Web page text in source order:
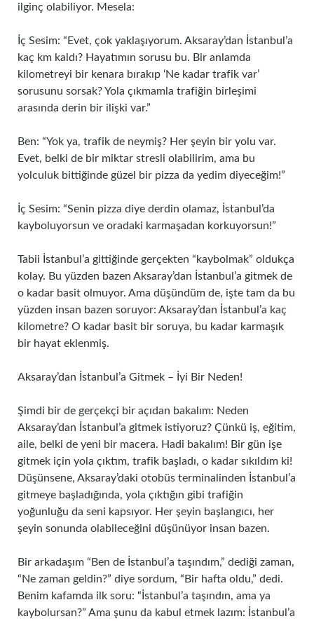
ilginç olabiliyor. Mesela:
İç Sesim: “Evet, çok yaklaşıyorum. Aksaray’dan İstanbul’a
kaç km kaldı? Hayatımın sorusu bu. Bir anlamda
kilometreyi bir kenara bırakıp ‘Ne kadar trafik var’
sorusunu sorsak? Yola çıkmamla trafiğin birleşimi
arasında derin bir ilişki var.”
Ben: “Yok ya, trafik de neymiş? Her şeyin bir yolu var.
Evet, belki de bir miktar stresli olabilirim, ama bu
yolculuk bittiğinde güzel bir pizza da yedim diyeceğim!”
İç Sesim: “Senin pizza diye derdin olamaz, İstanbul’da
kayboluyorsun ve oradaki karmaşadan korkuyorsun!”
Tabii İstanbul’a gittiğinde gerçekten “kaybolmak” oldukça
kolay. Bu yüzden bazen Aksaray’dan İstanbul’a gitmek de
o kadar basit olmuyor. Ama düşündüm de, işte tam da bu
yüzden insan bazen soruyor: Aksaray’dan İstanbul’a kaç
kilometre? O kadar basit bir soruya, bu kadar karmaşık
bir hayat eklenmiş.
Aksaray’dan İstanbul’a Gitmek – İyi Bir Neden!
Şimdi bir de gerçekçi bir açıdan bakalım: Neden
Aksaray’dan İstanbul’a gitmek istiyoruz? Çünkü iş, eğitim,
aile, belki de yeni bir macera. Hadi bakalım! Bir gün işe
gitmek için yola çıktım, trafik başladı, o kadar sıkıldım ki!
Düşünsene, Aksaray’daki otobüs terminalinden İstanbul’a
gitmeye başladığında, yola çıktığın gibi trafiğin
yoğunluğu da seni kapsıyor. Her şeyin başlangıcı, her
şeyin sonunda olabileceğini düşünüyor insan bazen.
Bir arkadaşım “Ben de İstanbul’a taşındım,” dediği zaman,
“Ne zaman geldin?” diye sordum, “Bir hafta oldu,” dedi.
Benim kafamda ilk soru: “İstanbul’a taşındın, ama ya
kaybolursan?” Ama şunu da kabul etmek lazım: İstanbul’a